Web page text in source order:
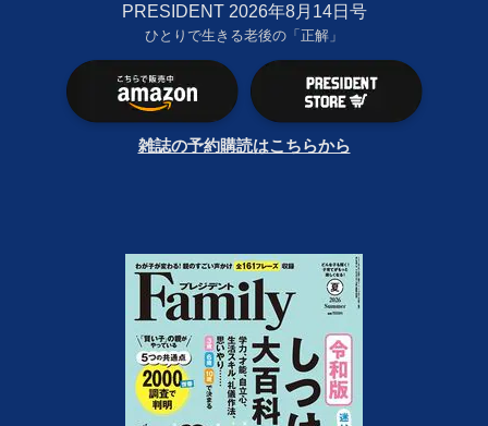
PRESIDENT 2026年8月14日号
ひとりで生きる老後の「正解」
雑誌の予約購読はこちらから